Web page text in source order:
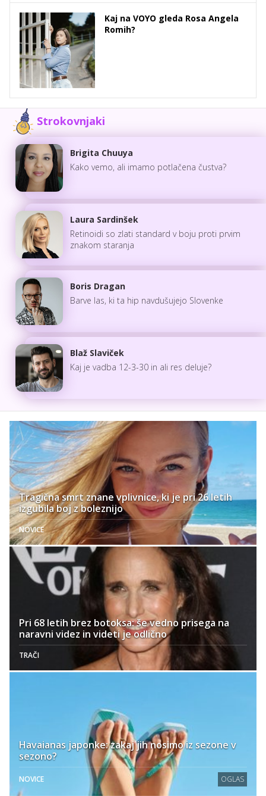
Kaj na VOYO gleda Rosa Angela
Romih?
Strokovnjaki
Brigita Chuuya
Kako vemo, ali imamo potlačena čustva?
Laura Sardinšek
Retinoidi so zlati standard v boju proti prvim
znakom staranja
Boris Dragan
Barve las, ki ta hip navdušujejo Slovenke
Blaž Slaviček
Kaj je vadba 12-3-30 in ali res deluje?
Tragična smrt znane vplivnice, ki je pri 26 letih
izgubila boj z boleznijo
NOVICE
Pri 68 letih brez botoksa: še vedno prisega na
naravni videz in videti je odlično
TRAČI
Havaianas japonke: zakaj jih nosimo iz sezone v
sezono?
NOVICE OGLAS